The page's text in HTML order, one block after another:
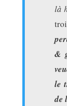
là
&
le
de